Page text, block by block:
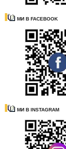
МИ В FACEBOOK
МИ В INSTAGRAM